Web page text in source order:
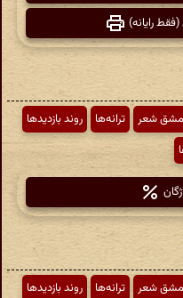
رایانه)
مشق شعر ترانه‌ها
روند بازدیدها
مشق شعر ترانه‌ها
روند بازدیدها